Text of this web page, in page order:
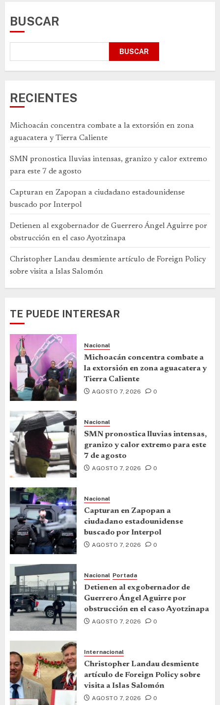
BUSCAR
BUSCAR
RECIENTES
Michoacán concentra combate a la extorsión en zona
aguacatera y Tierra Caliente
SMN pronostica lluvias intensas, granizo y calor extremo
para este 7 de agosto
Capturan en Zapopan a ciudadano estadounidense
buscado por Interpol
Detienen al exgobernador de Guerrero Ángel Aguirre por
obstrucción en el caso Ayotzinapa
Christopher Landau desmiente artículo de Foreign Policy
sobre visita a Islas Salomón
TE PUEDE INTERESAR
Nacional
Michoacán concentra combate a
la extorsión en zona aguacatera y
Tierra Caliente
AGOSTO 7, 2026 0
Nacional
SMN pronostica lluvias intensas,
granizo y calor extremo para este
7 de agosto
AGOSTO 7, 2026 0
Nacional
Capturan en Zapopan a
ciudadano estadounidense
buscado por Interpol
AGOSTO 7, 2026 0
Nacional Portada
Detienen al exgobernador de
Guerrero Ángel Aguirre por
obstrucción en el caso Ayotzinapa
AGOSTO 7, 2026 0
Internacional
Christopher Landau desmiente
artículo de Foreign Policy sobre
visita a Islas Salomón
AGOSTO 7, 2026 0